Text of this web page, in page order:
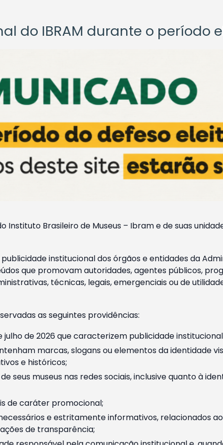
do IBRAM durante o período
Instituto Brasileiro de Museus – Ibram e de suas
institucional dos órgãos e entidades da
que promovam autoridades, agentes públicos,
técnicas, legais, emergenciais ou de
as seguintes providências:
de 2026 que caracterizem publicidade
marcas, slogans ou elementos da identidade
e históricos;
seus museus nas redes sociais, inclusive quanto à
de caráter promocional;
e estritamente informativos, relacionados
de transparência;